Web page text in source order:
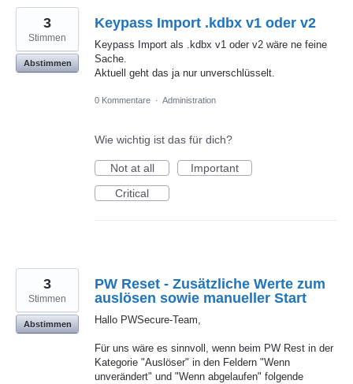
Keypass Import .kdbx v1 oder v2
Keypass Import als .kdbx v1 oder v2 wäre ne feine
Sache.
Aktuell geht das ja nur unverschlüsselt.
3
Stimmen
Abstimmen
0 Kommentare · Administration
Wie wichtig ist das für dich?
Not at all
Important
Critical
PW Reset - Zusätzliche Werte zum
auslösen sowie manueller Start
Hallo PWSecure-Team,
Für uns wäre es sinnvoll, wenn beim PW Rest in der
Kategorie "Auslöser" in den Feldern "Wenn
unverändert" und "Wenn abgelaufen" folgende
3
Stimmen
Abstimmen